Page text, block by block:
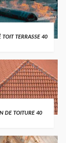
TOIT TERRASSE 40
DE TOITURE 40